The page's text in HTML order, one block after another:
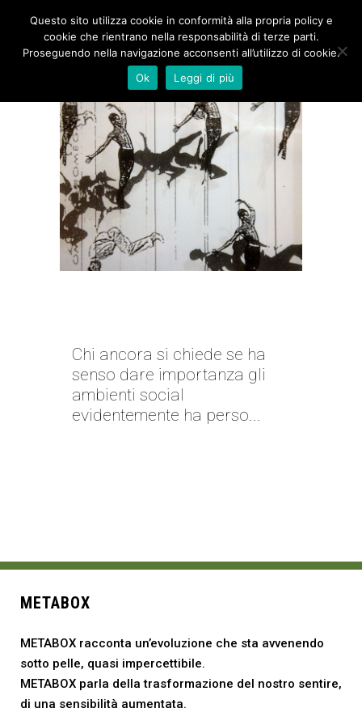
Chi ancora si chiede se ha
senso dare importanza gli
ambienti social
evidentemente ha perso...
METABOX
METABOX racconta un’evoluzione che sta avvenendo
sotto pelle, quasi impercettibile.
METABOX parla della trasformazione del nostro sentire,
di una sensibilità aumentata.
Questo sito utilizza cookie in conformità alla propria policy e
cookie che rientrano nella responsabilità di terze parti.
Proseguendo nella navigazione acconsenti all’utilizzo di cookie.
Ok
Leggi di più